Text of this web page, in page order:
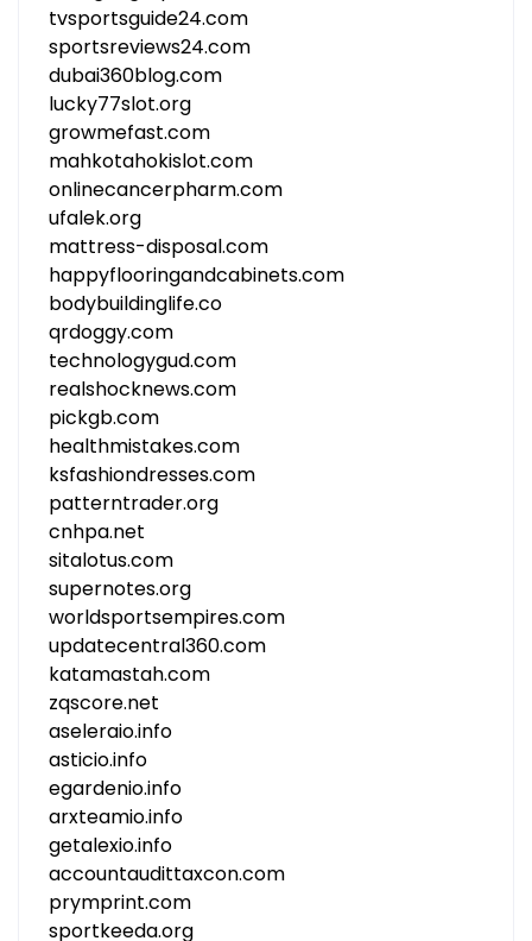
tvsportsguide24.com
sportsreviews24.com
dubai360blog.com
lucky77slot.org
growmefast.com
mahkotahokislot.com
onlinecancerpharm.com
ufalek.org
mattress-disposal.com
happyflooringandcabinets.com
bodybuildinglife.co
qrdoggy.com
technologygud.com
realshocknews.com
pickgb.com
healthmistakes.com
ksfashiondresses.com
patterntrader.org
cnhpa.net
sitalotus.com
supernotes.org
worldsportsempires.com
updatecentral360.com
katamastah.com
zqscore.net
aseleraio.info
asticio.info
egardenio.info
arxteamio.info
getalexio.info
accountaudittaxcon.com
prymprint.com
sportkeeda.org